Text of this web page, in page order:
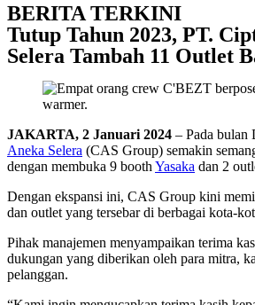
BERITA TERKINI
Tutup Tahun 2023, PT.
Selera Tambah 11 Outlet
JAKARTA, 2 Januari 2024 – Pada bulan
Aneka Selera (CAS Group) semakin
dengan membuka 9 booth Yasaka dan 2
Dengan ekspansi ini, CAS Group kini
dan outlet yang tersebar di berbagai kota-
Pihak manajemen menyampaikan terima
dukungan yang diberikan oleh para mitra,
pelanggan.